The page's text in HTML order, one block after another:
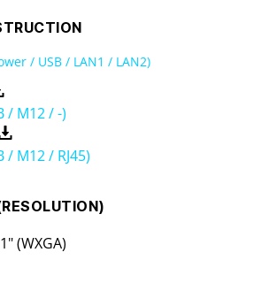
/ USB / LAN1 / LAN2)
/ M12 / -)
/ M12 / RJ45)
(WXGA)